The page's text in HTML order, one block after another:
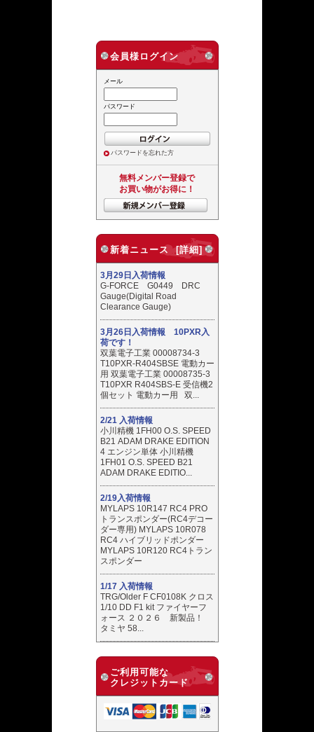
会員様ログイン
メール
パスワード
パスワードを忘れた方
無料メンバー登録で
お買い物がお得に！
新着ニュース [詳細]
3月29日入荷情報
G-FORCE G0449 DRC
Gauge(Digital Road
Clearance Gauge)
3月26日入荷情報 10PXR入
荷です！
双葉電子工業 00008734-3
T10PXR-R404SBSE 電動カー
用 双葉電子工業 00008735-3
T10PXR R404SBS-E 受信機2
個セット 電動カー用 双...
2/21 入荷情報
小川精機 1FH00 O.S. SPEED
B21 ADAM DRAKE EDITION
4 エンジン単体 小川精機
1FH01 O.S. SPEED B21
ADAM DRAKE EDITIO...
2/19入荷情報
MYLAPS 10R147 RC4 PRO
トランスポンダー(RC4デコー
ダー専用) MYLAPS 10R078
RC4 ハイブリッドポンダー
MYLAPS 10R120 RC4トラン
スポンダー
1/17 入荷情報
TRG/Older F CF0108K クロス
1/10 DD F1 kit ファイヤーフ
ォース ２０２６ 新製品！
タミヤ 58...
ご利用可能な
クレジットカード